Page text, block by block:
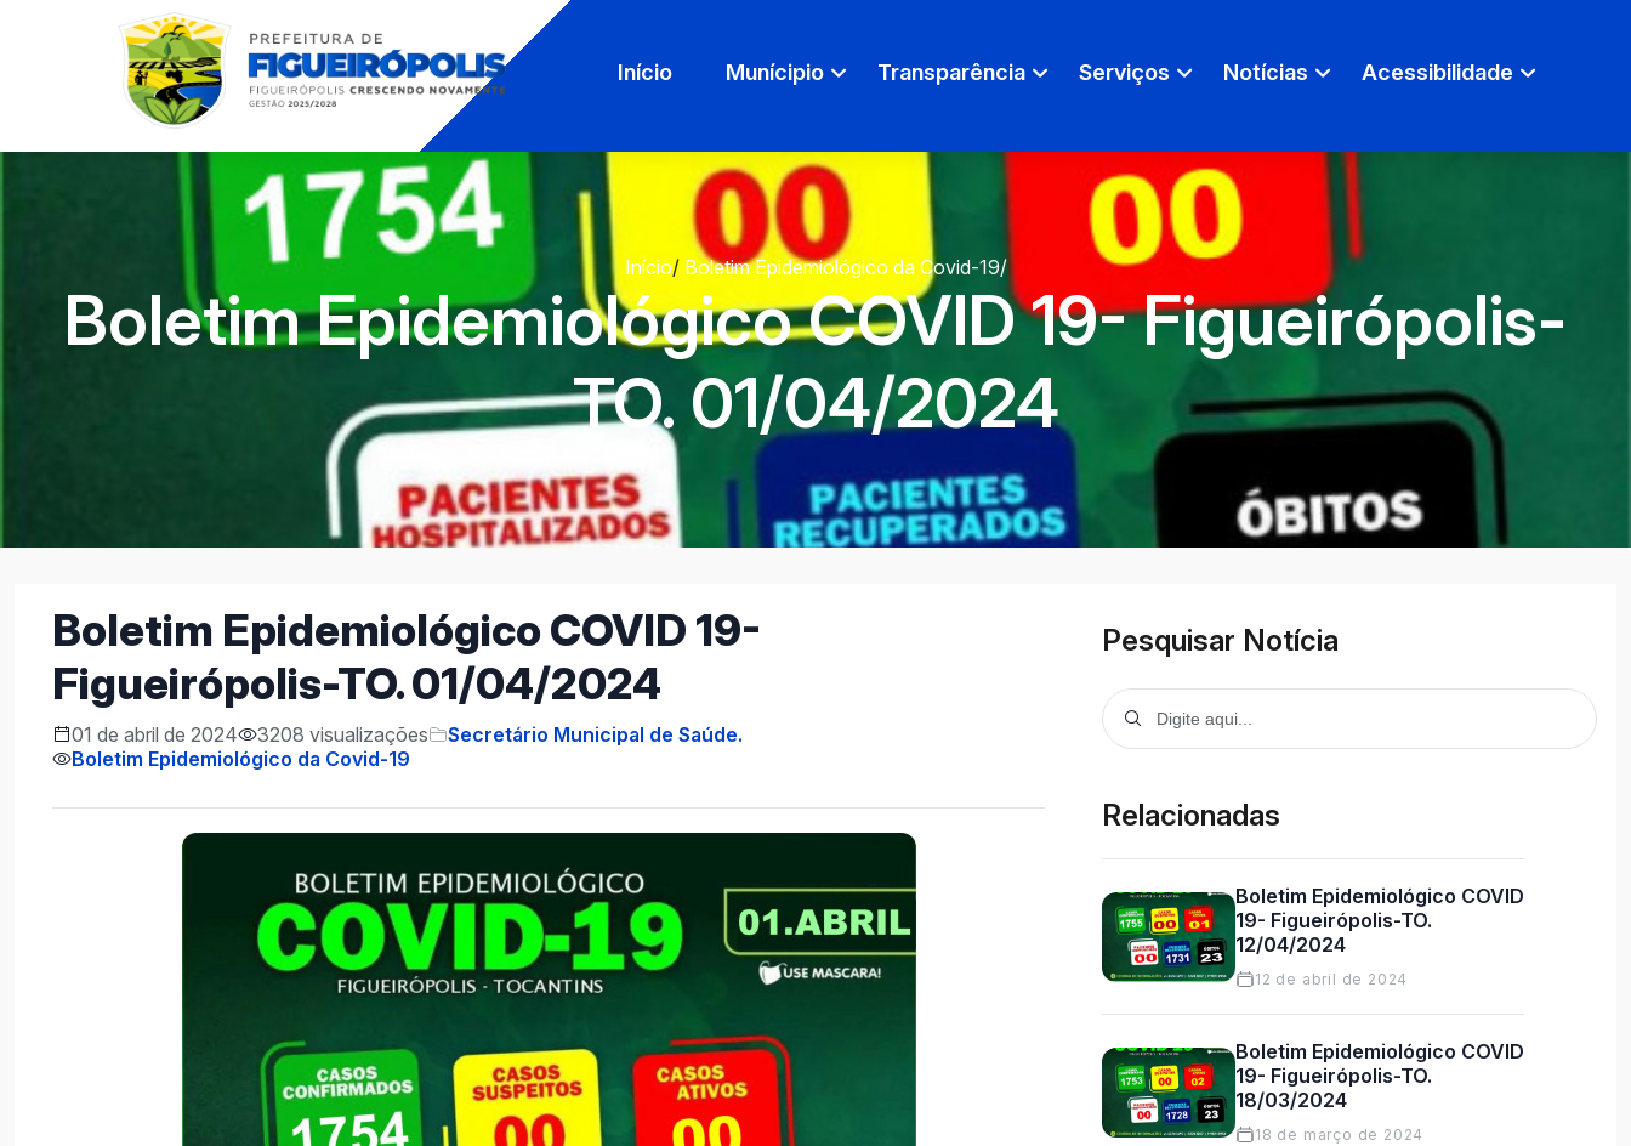
Início Munícipio Transparência Serviços Notícias Acessibilidade
Início/ Boletim Epidemiológico da Covid-19/
Boletim Epidemiológico COVID 19- Figueirópolis-
TO. 01/04/2024
Boletim Epidemiológico COVID 19-
Figueirópolis-TO. 01/04/2024
01 de abril de 2024 3208 visualizações
Secretário Municipal de Saúde.
Boletim Epidemiológico da Covid-19
Pesquisar Notícia
Relacionadas
Boletim Epidemiológico COVID
19- Figueirópolis-TO.
12/04/2024
12 de abril de 2024
Boletim Epidemiológico COVID
19- Figueirópolis-TO.
18/03/2024
18 de março de 2024